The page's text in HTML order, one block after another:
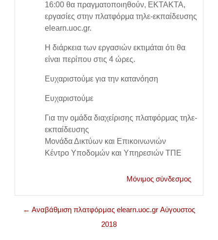
16:00 θα πραγματοποιηθούν, ΕΚΤΑΚΤΑ,
εργασίες στην πλατφόρμα τηλε-εκπαίδευσης
elearn.uoc.gr.
Η διάρκεια των εργασιών εκτιμάται ότι θα
είναι περίπου στις 4 ώρες.
Ευχαριστούμε για την κατανόηση
Ευχαριστούμε
Για την ομάδα διαχείρισης πλατφόρμας τηλε-
εκπαίδευσης
Μονάδα Δικτύων και Επικοινωνιών
Κέντρο Υποδομών και Υπηρεσιών ΤΠΕ
Μόνιμος σύνδεσμος
← Αναβάθμιση πλατφόρμας elearn.uoc.gr Αύγουστος
2018